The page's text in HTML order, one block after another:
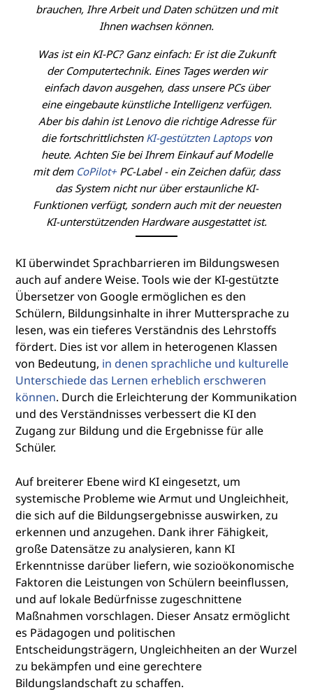
brauchen, Ihre Arbeit und Daten schützen und mit
Ihnen wachsen können.
Was ist ein KI-PC? Ganz einfach: Er ist die Zukunft
der Computertechnik. Eines Tages werden wir
einfach davon ausgehen, dass unsere PCs über
eine eingebaute künstliche Intelligenz verfügen.
Aber bis dahin ist Lenovo die richtige Adresse für
die fortschrittlichsten KI-gestützten Laptopsvon
heute. Achten Sie bei Ihrem Einkauf auf Modelle
mit dem CoPilot+PC-Label - ein Zeichen dafür, dass
das System nicht nur über erstaunliche KI-
Funktionen verfügt, sondern auch mit der neuesten
KI-unterstützenden Hardware ausgestattet ist.
KI überwindet Sprachbarrieren im Bildungswesen
auch auf andere Weise. Tools wie der KI-gestützte
Übersetzer von Google ermöglichen es den
Schülern, Bildungsinhalte in ihrer Muttersprache zu
lesen, was ein tieferes Verständnis des Lehrstoffs
fördert. Dies ist vor allem in heterogenen Klassen
von Bedeutung, in denen sprachliche und kulturelle
Unterschiede das Lernen erheblich erschweren
können. Durch die Erleichterung der Kommunikation
und des Verständnisses verbessert die KI den
Zugang zur Bildung und die Ergebnisse für alle
Schüler.
Auf breiterer Ebene wird KI eingesetzt, um
systemische Probleme wie Armut und Ungleichheit,
die sich auf die Bildungsergebnisse auswirken, zu
erkennen und anzugehen. Dank ihrer Fähigkeit,
große Datensätze zu analysieren, kann KI
Erkenntnisse darüber liefern, wie sozioökonomische
Faktoren die Leistungen von Schülern beeinflussen,
und auf lokale Bedürfnisse zugeschnittene
Maßnahmen vorschlagen. Dieser Ansatz ermöglicht
es Pädagogen und politischen
Entscheidungsträgern, Ungleichheiten an der Wurzel
zu bekämpfen und eine gerechtere
Bildungslandschaft zu schaffen.